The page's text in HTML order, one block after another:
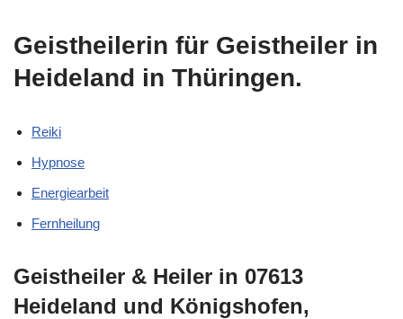
Geistheilerin für Geistheiler in
Heideland in Thüringen.
Reiki
Hypnose
Energiearbeit
Fernheilung
Geistheiler & Heiler in 07613
Heideland und Königshofen,